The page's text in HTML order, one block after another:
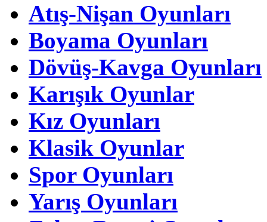
Atış-Nişan Oyunları
Boyama Oyunları
Dövüş-Kavga Oyunları
Karışık Oyunlar
Kız Oyunları
Klasik Oyunlar
Spor Oyunları
Yarış Oyunları